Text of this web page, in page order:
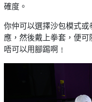
確度。
你仲可以選擇沙包模式
應，然後戴上拳套，便可
唔可以用腳踢啊﹗